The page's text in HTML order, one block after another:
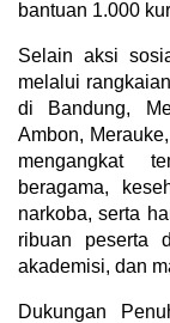
bantuan 1.000
Selain aksi
melalui
di Bandung,
Ambon,
mengangkat
beragama,
narkoba, serta
ribuan peserta
akademisi, dan
Dukungan